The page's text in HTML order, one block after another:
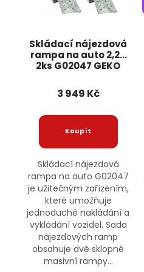
Skládací nájezdová
rampa na auto 2,2T
2ks G02047 GEKO
3 949 Kč
Skládací nájezdová
rampa na auto G02047
je užitečným zařízením,
které umožňuje
jednoduché nakládání a
vykládání vozidel. Sada
nájezdových ramp
obsahuje dvě sklopné
masivní rampy...